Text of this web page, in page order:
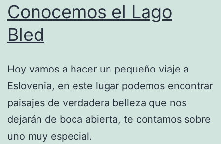
Conocemos el Lago
Bled
Hoy vamos a hacer un pequeño viaje a
Eslovenia, en este lugar podemos encontrar
paisajes de verdadera belleza que nos
dejarán de boca abierta, te contamos sobre
uno muy especial.